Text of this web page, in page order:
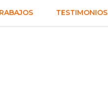
TESTIMONIOS